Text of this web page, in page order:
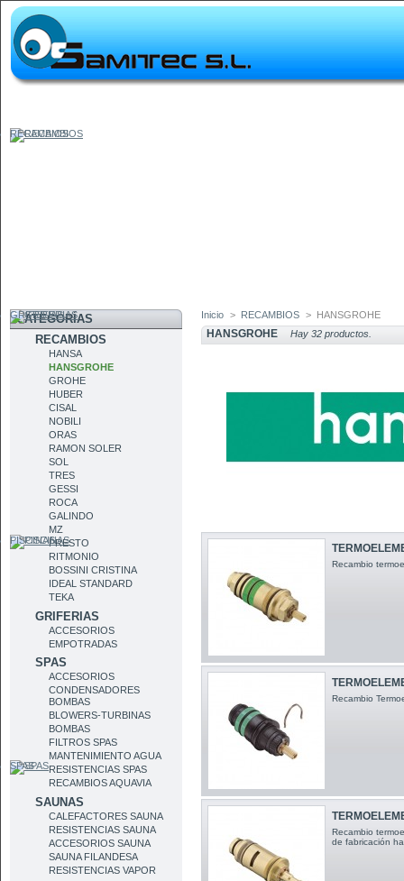
RECAMBIOS
GRIFERIAS
PISCINAS
SPAS
CATEGORÍAS
RECAMBIOS
HANSA
HANSGROHE
GROHE
HUBER
CISAL
NOBILI
ORAS
RAMON SOLER
SOL
TRES
GESSI
ROCA
GALINDO
MZ
PRESTO
RITMONIO
BOSSINI CRISTINA
IDEAL STANDARD
TEKA
GRIFERIAS
ACCESORIOS
EMPOTRADAS
SPAS
ACCESORIOS
CONDENSADORES
BOMBAS
BLOWERS-TURBINAS
BOMBAS
FILTROS SPAS
MANTENIMIENTO AGUA
RESISTENCIAS SPAS
RECAMBIOS AQUAVIA
SAUNAS
CALEFACTORES SAUNA
RESISTENCIAS SAUNA
ACCESORIOS SAUNA
SAUNA FILANDESA
RESISTENCIAS VAPOR
Inicio > RECAMBIOS > HANSGROHE
HANSGROHE Hay 32 productos.
Recambio
Recambio
Recambio
de fabricación